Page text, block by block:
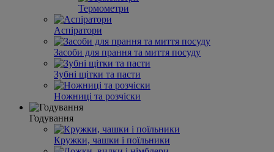
Термометри
Аспіратори
Засоби для прання та миття посуду
Зубні щітки та пасти
Ножниці та розчіски
Годування
Кружки, чашки і поїльники